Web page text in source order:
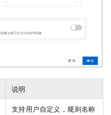
说明
支持用户自定义，规则名称